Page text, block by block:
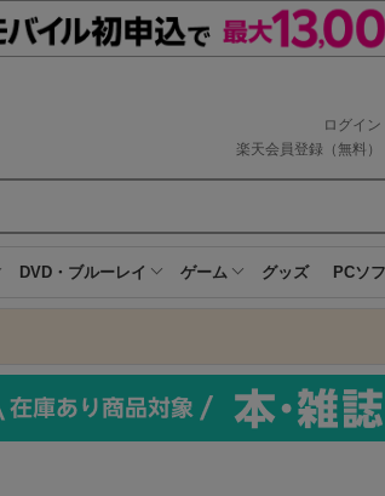
ログイン
楽天会員登録（無料）
DVD・ブルーレイ ゲーム グッズ PCソ